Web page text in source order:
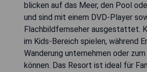
blicken auf das Meer, den Pool
und sind mit einem DVD-Player
Flachbildfernseher ausgestattet.
im Kids-Bereich spielen, während
Wanderung unternehmen oder
können. Das Resort ist ideal für